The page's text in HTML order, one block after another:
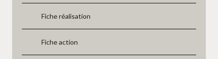
Fiche réalisation
Fiche action